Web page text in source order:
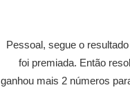
Pessoal, segue o
foi premiada. Então
ganhou mais 2 números